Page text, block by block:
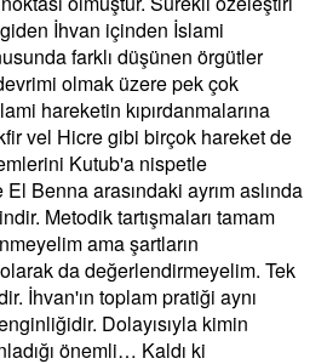
İhvan içinden İslami
farklı düşünen örgütler
olmak üzere pek çok
hareketin kıpırdanmalarına
vel Hicre gibi birçok hareket de
Kutub'a nispetle
Benna arasındaki ayrım aslında
Metodik tartışmaları tamam
ama şartların
olarak da değerlendirmeyelim. Tek
İhvan'ın toplam pratiği aynı
Dolayısıyla kimin
önemli… Kaldı ki